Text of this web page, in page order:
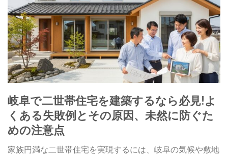
岐阜で二世帯住宅を建築するなら必見!よ
くある失敗例とその原因、未然に防ぐた
めの注意点
家族円満な二世帯住宅を実現するには、岐阜の気候や敷地